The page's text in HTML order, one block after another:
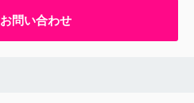
お問い合わせ